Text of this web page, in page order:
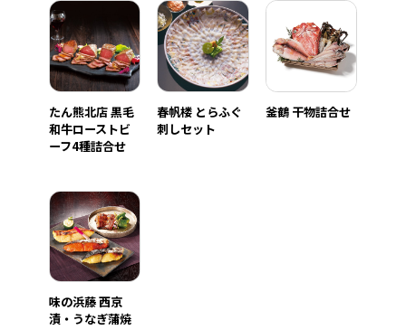
たん熊北店 黒毛
和牛ローストビ
ーフ4種詰合せ
春帆楼 とらふぐ
刺しセット
釜鶴 干物詰合せ
味の浜藤 西京
漬・うなぎ蒲焼